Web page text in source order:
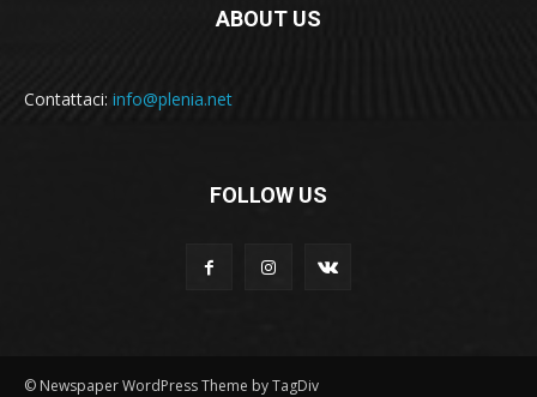
ABOUT US
Contattaci: info@plenia.net
FOLLOW US
© Newspaper WordPress Theme by TagDiv